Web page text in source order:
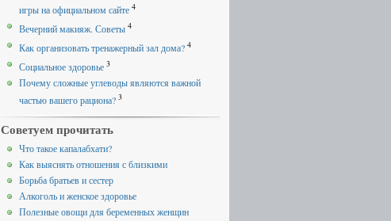
игры на официальном сайте 4
Вечерний макияж. Советы 4
Как организовать тренажерный зал дома? 4
Социальное здоровье 3
Почему сложные углеводы являются важной
частью вашего рациона? 3
Советуем прочитать
Что такое капалабхати?
Как выяснять отношения с близкими
Борьба братьев и сестер
Алкоголь и женское здоровье
Полезные овощи для беременных женщин